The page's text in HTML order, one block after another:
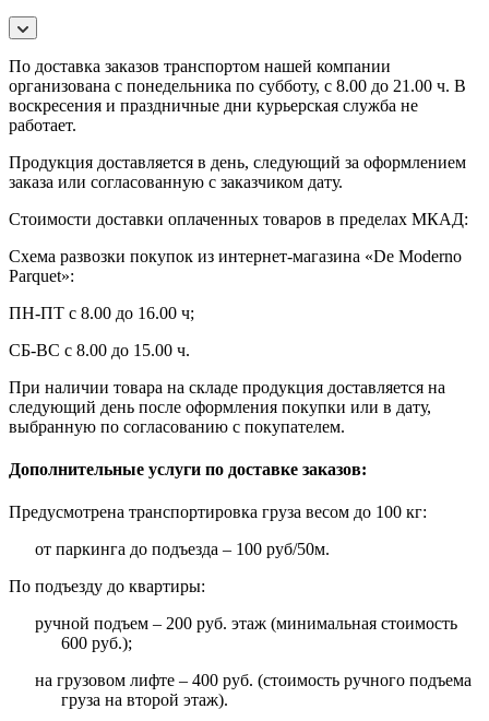
По доставка заказов транспортом нашей компании
организована с понедельника по субботу, с 8.00 до 21.00 ч. В
воскресения и праздничные дни курьерская служба не
работает.
Продукция доставляется в день, следующий за оформлением
заказа или согласованную с заказчиком дату.
Стоимости доставки оплаченных товаров в пределах МКАД:
Схема развозки покупок из интернет-магазина «De Moderno
Parquet»:
ПН-ПТ с 8.00 до 16.00 ч;
СБ-ВС с 8.00 до 15.00 ч.
При наличии товара на складе продукция доставляется на
следующий день после оформления покупки или в дату,
выбранную по согласованию с покупателем.
Дополнительные услуги по доставке заказов:
Предусмотрена транспортировка груза весом до 100 кг:
от паркинга до подъезда – 100 руб/50м.
По подъезду до квартиры:
ручной подъем – 200 руб. этаж (минимальная стоимость
600 руб.);
на грузовом лифте – 400 руб. (стоимость ручного подъема
груза на второй этаж).